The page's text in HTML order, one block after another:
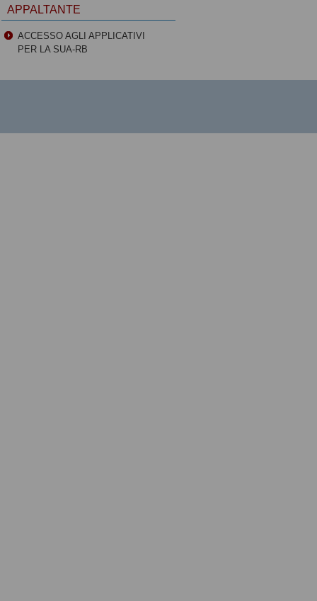
APPALTANTE
ACCESSO AGLI APPLICATIVI
PER LA SUA-RB